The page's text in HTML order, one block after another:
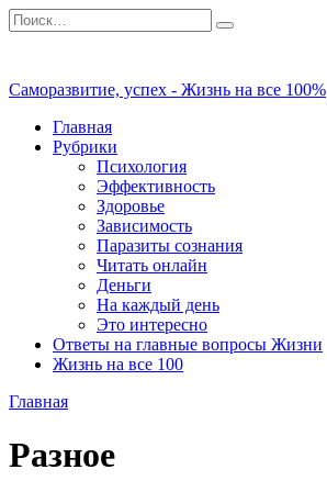
Перейти
к
Search
for:
Саморазвитие, успех - Жизнь на все 100%
Главная
Рубрики
Психология
Эффективность
Здоровье
Зависимость
Паразиты сознания
Читать онлайн
Деньги
На каждый день
Это интересно
Ответы на главные вопросы Жизни
Жизнь на все 100
Главная
Разное